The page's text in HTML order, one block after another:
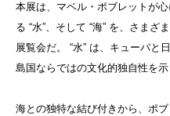
本展は、マベル・ポブレットが
る “水”、そして “海” を、さま
展覧会だ。 “水” は、キューバと
島国ならではの文化的独自性を示
海との独特な結び付きから、ポ